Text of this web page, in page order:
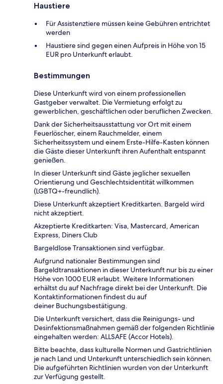
Haustiere
Für Assistenztiere müssen keine Gebühren entrichtet
werden
Haustiere sind gegen einen Aufpreis in Höhe von 15
EUR pro Unterkunft erlaubt.
Bestimmungen
Diese Unterkunft wird von einem professionellen
Gastgeber verwaltet. Die Vermietung erfolgt zu
gewerblichen, geschäftlichen oder beruflichen Zwecken.
Dank der Sicherheitsausstattung vor Ort mit einem
Feuerlöscher, einem Rauchmelder, einem
Sicherheitssystem und einem Erste-Hilfe-Kasten können
die Gäste dieser Unterkunft ihren Aufenthalt entspannt
genießen.
In dieser Unterkunft sind Gäste jeglicher sexuellen
Orientierung und Geschlechtsidentität willkommen
(LGBTQ+-freundlich).
Diese Unterkunft akzeptiert Kreditkarten. Bargeld wird
nicht akzeptiert.
Akzeptierte Kreditkarten: Visa, Mastercard, American
Express, Diners Club
Bargeldlose Transaktionen sind verfügbar.
Aufgrund nationaler Bestimmungen sind
Bargeldtransaktionen in dieser Unterkunft nur bis zu einer
Höhe von 1000 EUR erlaubt. Weitere Informationen
erhältst du auf Nachfrage direkt bei der Unterkunft. Die
Kontaktinformationen findest du auf
deiner Buchungsbestätigung.
Die Unterkunft versichert, dass die Reinigungs- und
Desinfektionsmaßnahmen gemäß der folgenden Richtlinie
eingehalten werden: ALLSAFE (Accor Hotels).
Bitte beachte, dass kulturelle Normen und Gastrichtlinien
je nach Land und Unterkunft unterschiedlich sein können.
Die aufgeführten Richtlinien wurden von der Unterkunft
zur Verfügung gestellt.